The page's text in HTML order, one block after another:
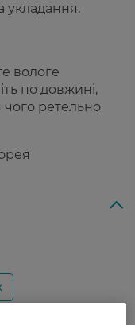
укладання.
вологе
по довжині,
чого ретельно